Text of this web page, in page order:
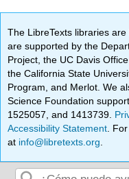
The LibreTexts libraries are
are supported by the
Project, the UC Davis
the California State
Program, and Merlot. We
Science Foundation
1525057, and 1413739.
Accessibility Statement .
at info@libretexts.org